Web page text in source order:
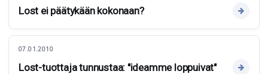
Lost ei päätykään kokonaan?
07.01.2010
Lost-tuottaja tunnustaa: "ideamme loppuivat"